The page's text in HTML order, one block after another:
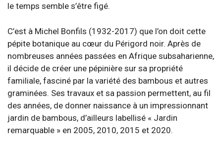
le temps semble s’être figé.
C’est à Michel Bonfils (1932-2017) que l’on doit cette
pépite botanique au cœur du Périgord noir. Après de
nombreuses années passées en Afrique subsaharienne,
il décide de créer une pépinière sur sa propriété
familiale, fasciné par la variété des bambous et autres
graminées. Ses travaux et sa passion permettent, au fil
des années, de donner naissance à un impressionnant
jardin de bambous, d’ailleurs labellisé « Jardin
remarquable » en 2005, 2010, 2015 et 2020.